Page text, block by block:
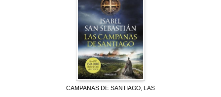
CAMPANAS DE SANTIAGO, LAS